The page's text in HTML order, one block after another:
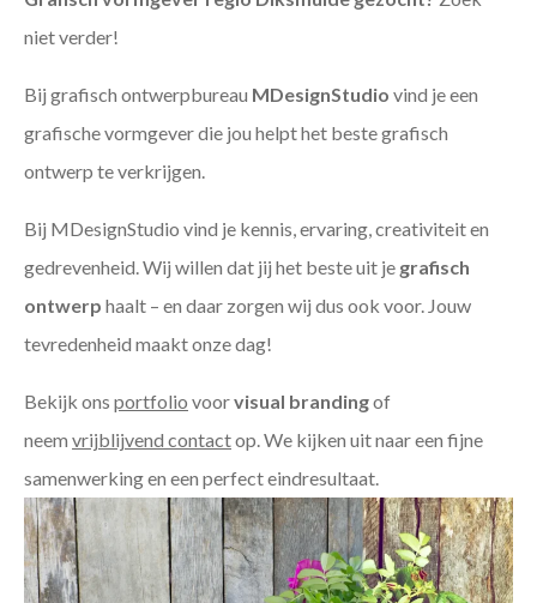
niet verder!
Bij grafisch ontwerpbureau MDesignStudio vind je een
grafische vormgever die jou helpt het beste grafisch
ontwerp te verkrijgen.
Bij MDesignStudio vind je kennis, ervaring, creativiteit en
gedrevenheid. Wij willen dat jij het beste uit je grafisch
ontwerp haalt – en daar zorgen wij dus ook voor. Jouw
tevredenheid maakt onze dag!
Bekijk ons portfolio voorvisual brandingof
neem vrijblijvend contactop. We kijken uit naar een fijne
samenwerking en een perfect eindresultaat.